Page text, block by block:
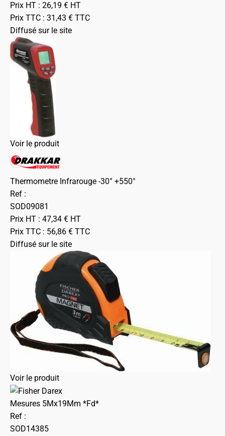
Prix HT : 26,19 € HT
Prix TTC : 31,43 € TTC
Diffusé sur le site
Voir le produit
Thermometre Infrarouge -30° +550°
Ref :
SOD09081
Prix HT : 47,34 € HT
Prix TTC : 56,86 € TTC
Diffusé sur le site
Voir le produit
Mesures 5Mx19Mm *Fd*
Ref :
SOD14385